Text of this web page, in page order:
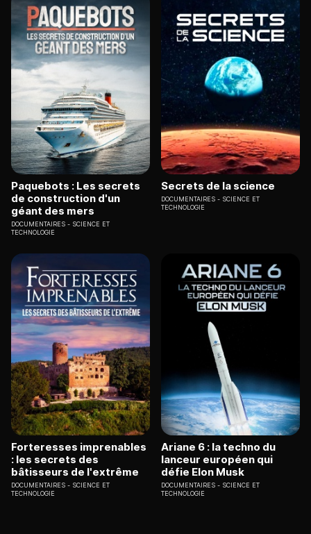
Paquebots : Les secrets
de construction d'un
géant des mers
DOCUMENTAIRES
SCIENCE ET
TECHNOLOGIE
Secrets de la science
DOCUMENTAIRES
SCIENCE ET
TECHNOLOGIE
Forteresses imprenables
: les secrets des
bâtisseurs de l'extrême
DOCUMENTAIRES
SCIENCE ET
TECHNOLOGIE
Ariane 6 : la techno du
lanceur européen qui
défie Elon Musk
DOCUMENTAIRES
SCIENCE ET
TECHNOLOGIE